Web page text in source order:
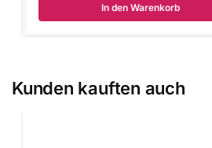
In den Warenkorb
Kunden kauften auch